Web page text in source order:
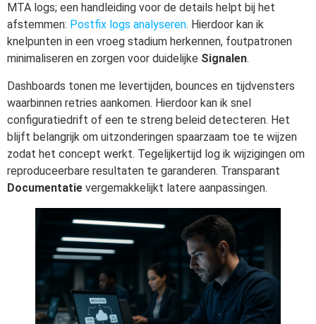
MTA logs; een handleiding voor de details helpt bij het
afstemmen: Postfix logs analyseren. Hierdoor kan ik
knelpunten in een vroeg stadium herkennen, foutpatronen
minimaliseren en zorgen voor duidelijke Signalen.
Dashboards tonen me levertijden, bounces en tijdvensters
waarbinnen retries aankomen. Hierdoor kan ik snel
configuratiedrift of een te streng beleid detecteren. Het
blijft belangrijk om uitzonderingen spaarzaam toe te wijzen
zodat het concept werkt. Tegelijkertijd log ik wijzigingen om
reproduceerbare resultaten te garanderen. Transparant
Documentatie vergemakkelijkt latere aanpassingen.